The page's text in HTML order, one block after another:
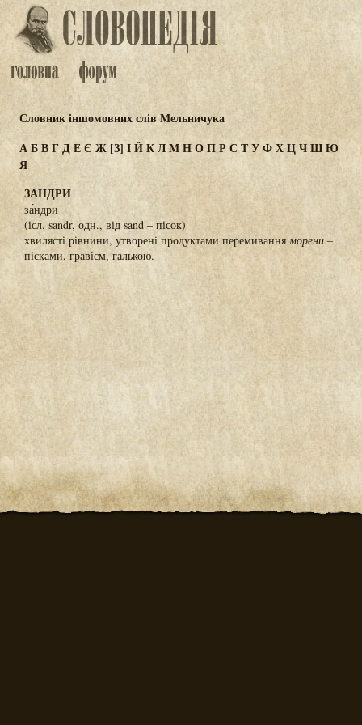
Словник іншомовних слів Мельничука
АБВГДЕЄ Ж [З]ІЙКЛМНОПРСТУФХЦЧШЮ
Я
ЗАНДРИ
за́ндри
(ісл. sandr, одн., від sand – пісок)
хвилясті рівнини, утворені продуктами перемиванняморени –
пісками, гравієм, галькою.